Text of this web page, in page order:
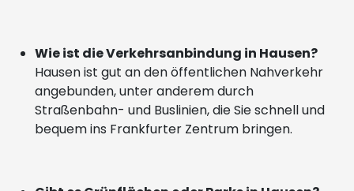
Wie ist die Verkehrsanbindung in Hausen?
Hausen ist gut an den öffentlichen Nahverkehr
angebunden, unter anderem durch
Straßenbahn- und Buslinien, die Sie schnell und
bequem ins Frankfurter Zentrum bringen.